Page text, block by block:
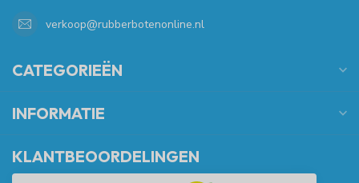
verkoop@rubberbotenonline.nl
CATEGORIEËN
INFORMATIE
KLANTBEOORDELINGEN